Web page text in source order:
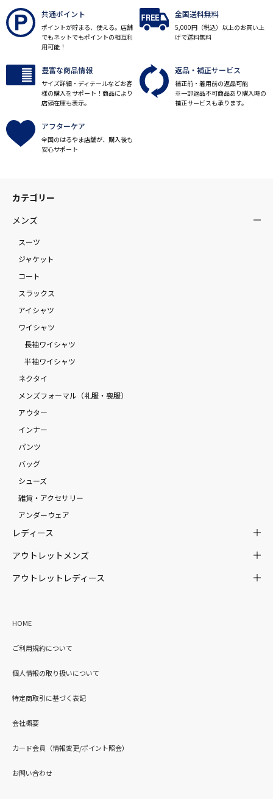
共通ポイント
ポイントが貯まる、使える。店舗
でもネットでもポイントの相互利
用可能！
全国送料無料
5,000円（税込）以上のお買い上
げで送料無料
豊富な商品情報
サイズ詳細・ディテールなどお客
様の購入をサポート！商品により
店頭在庫も表示。
返品・補正サービス
補正前・着用前の返品可能
※一部返品不可商品あり購入時の
補正サービスも承ります。
アフターケア
全国のはるやま店舗が、購入後も
安心サポート
カテゴリー
メンズ
スーツ
ジャケット
コート
スラックス
アイシャツ
ワイシャツ
長袖ワイシャツ
半袖ワイシャツ
ネクタイ
メンズフォーマル（礼服・喪服）
アウター
インナー
パンツ
バッグ
シューズ
雑貨・アクセサリー
アンダーウェア
レディース
アウトレットメンズ
アウトレットレディース
HOME
ご利用規約について
個人情報の取り扱いについて
特定商取引に基づく表記
会社概要
カード会員（情報変更/ポイント照会）
お問い合わせ